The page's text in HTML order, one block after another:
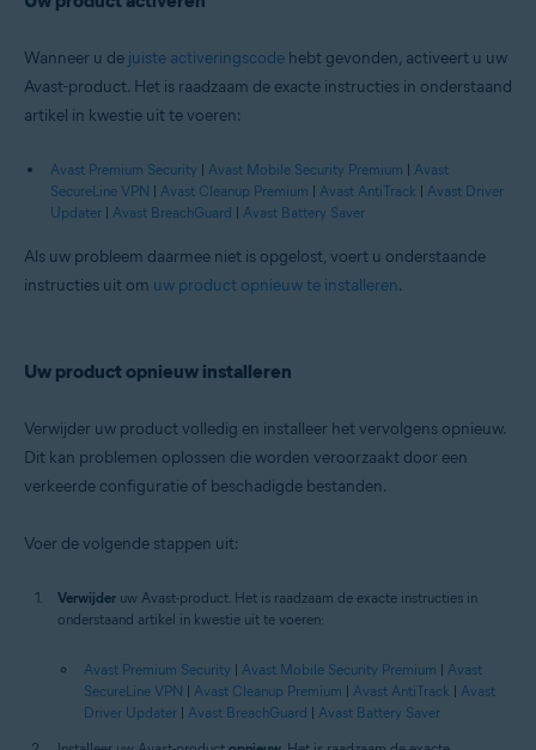
Wanneer u de juiste activeringscode hebt gevonden, activeert u uw
Avast-product. Het is raadzaam de exacte instructies in onderstaand
artikel in kwestie uit te voeren:
Avast Premium Security | Avast Mobile Security Premium | Avast
SecureLine VPN | Avast Cleanup Premium | Avast AntiTrack | Avast Driver
Updater | Avast BreachGuard | Avast Battery Saver
Als uw probleem daarmee niet is opgelost, voert u onderstaande
instructies uit om uw product opnieuw te installeren.
Uw product opnieuw installeren
Verwijder uw product volledig en installeer het vervolgens opnieuw.
Dit kan problemen oplossen die worden veroorzaakt door een
verkeerde configuratie of beschadigde bestanden.
Voer de volgende stappen uit:
Verwijder uw Avast-product. Het is raadzaam de exacte instructies in
onderstaand artikel in kwestie uit te voeren:
Avast Premium Security | Avast Mobile Security Premium | Avast
SecureLine VPN | Avast Cleanup Premium | Avast AntiTrack | Avast
Driver Updater | Avast BreachGuard | Avast Battery Saver